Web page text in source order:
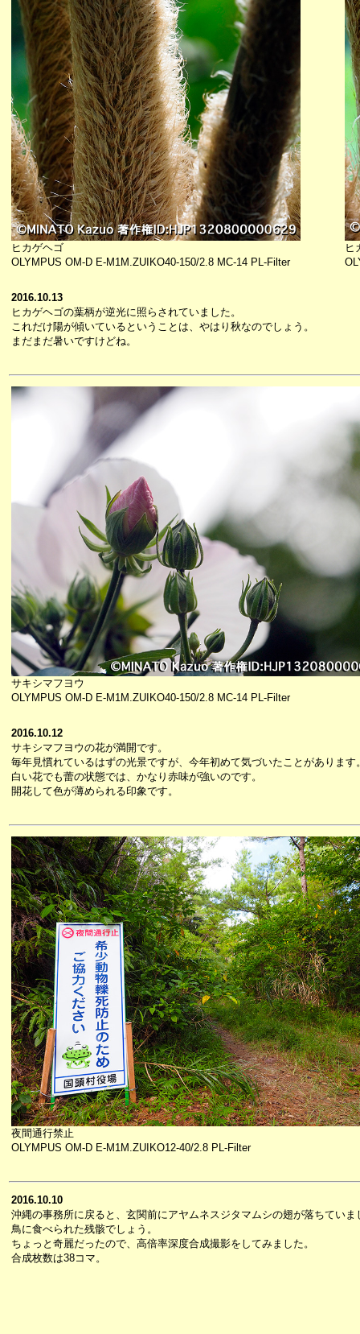
ヒカゲヘゴ
OLYMPUS OM-D E-M1M.ZUIKO40-150/2.8 MC-14 PL-Filter
ヒ
2016.10.13
ヒカゲヘゴの葉柄が逆光に照らされていました。
これだけ陽が傾いているということは、やはり秋なのでしょう。
まだまだ暑いですけどね。
サキシマフヨウ
OLYMPUS OM-D E-M1M.ZUIKO40-150/2.8 MC-14 PL-Filter
2016.10.12
サキシマフヨウの花が満開です。
毎年見慣れているはずの光景ですが、今年初めて気づいたことがあります
白い花でも蕾の状態では、かなり赤味が強いのです。
開花して色が薄められる印象です。
夜間通行禁止
OLYMPUS OM-D E-M1M.ZUIKO12-40/2.8 PL-Filter
2016.10.10
沖縄の事務所に戻ると、玄関前にアヤムネスジタマムシの翅が落ちていま
鳥に食べられた残骸でしょう。
ちょっと奇麗だったので、高倍率深度合成撮影をしてみました。
合成枚数は38コマ。